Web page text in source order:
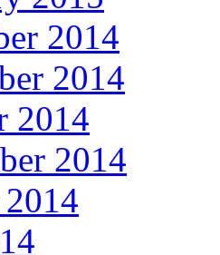
2014
2014
2014
2014